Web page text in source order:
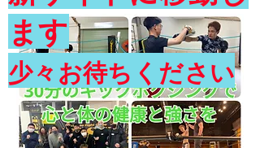
ます
少々お待ちください